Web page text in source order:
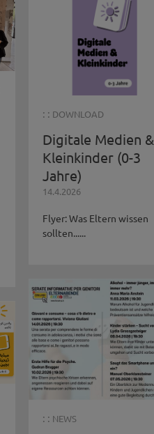
: : DOWNLOAD
Digitale Medien &
Kleinkinder (0-3
Jahre)
14.4.2026
Flyer: Was Eltern wissen
sollten......
: : NEWS